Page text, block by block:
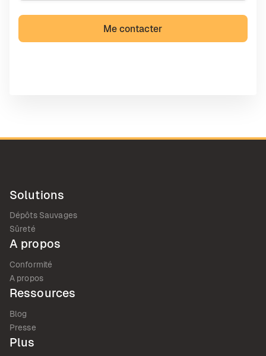
Solutions
Dépôts Sauvages
Sûreté
A propos
Conformité
A propos
Ressources
Blog
Presse
Plus